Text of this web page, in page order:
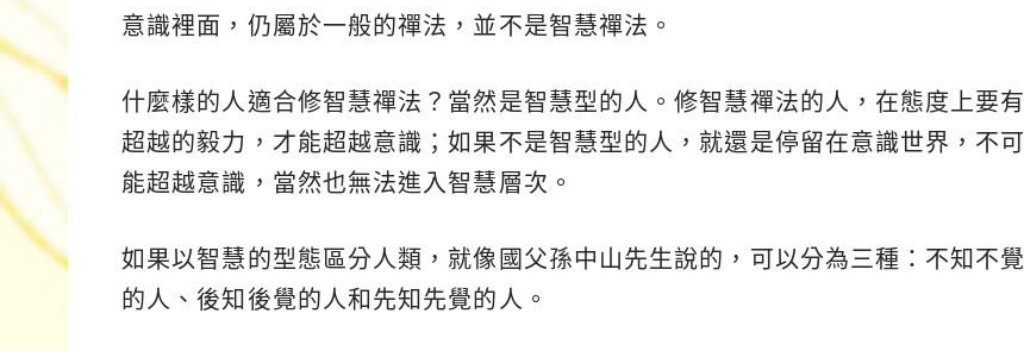
意識裡面，仍屬於一般的禪法，並不是智慧禪法。
什麼樣的人適合修智慧禪法？當然是智慧型的人。修智慧禪法的人，在態度上要有
超越的毅力，才能超越意識；如果不是智慧型的人，就還是停留在意識世界，不可
能超越意識，當然也無法進入智慧層次。
如果以智慧的型態區分人類，就像國父孫中山先生說的，可以分為三種：不知不覺
的人、後知後覺的人和先知先覺的人。